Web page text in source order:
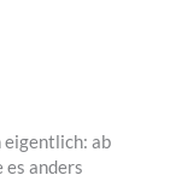
eigentlich: ab
es anders